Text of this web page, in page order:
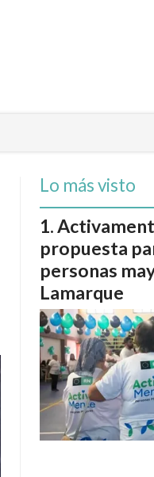
Lo más visto
propuesta
personas
Lamarque